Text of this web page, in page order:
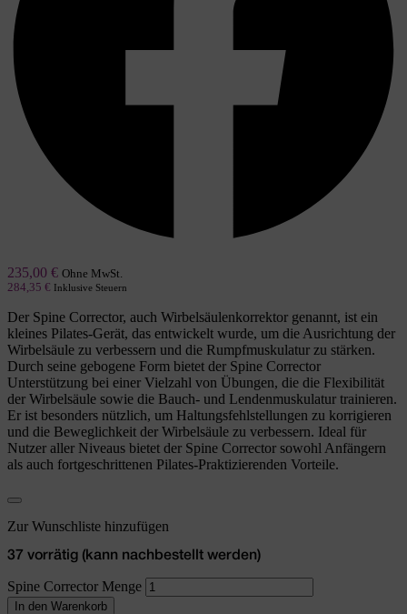
235,00 € Ohne MwSt.
284,35 € Inklusive Steuern
Der Spine Corrector, auch Wirbelsäulenkorrektor genannt, ist ein
kleines Pilates-Gerät, das entwickelt wurde, um die Ausrichtung der
Wirbelsäule zu verbessern und die Rumpfmuskulatur zu stärken.
Durch seine gebogene Form bietet der Spine Corrector
Unterstützung bei einer Vielzahl von Übungen, die die Flexibilität
der Wirbelsäule sowie die Bauch- und Lendenmuskulatur trainieren.
Er ist besonders nützlich, um Haltungsfehlstellungen zu korrigieren
und die Beweglichkeit der Wirbelsäule zu verbessern. Ideal für
Nutzer aller Niveaus bietet der Spine Corrector sowohl Anfängern
als auch fortgeschrittenen Pilates-Praktizierenden Vorteile.
Zur Wunschliste hinzufügen
37 vorrätig (kann nachbestellt werden)
Spine Corrector Menge
In den Warenkorb